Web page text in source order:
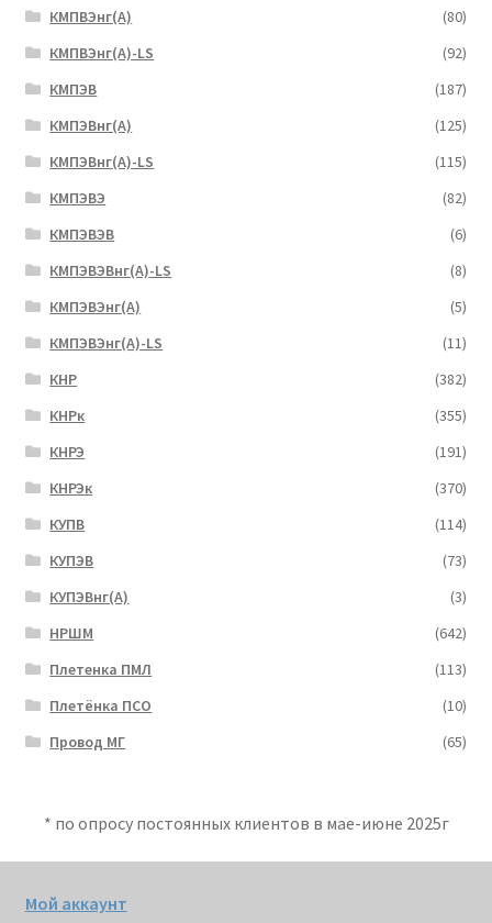
КМПВЭнг(А)
(80)
КМПВЭнг(А)-LS
(92)
КМПЭВ
(187)
КМПЭВнг(А)
(125)
КМПЭВнг(А)-LS
(115)
КМПЭВЭ
(82)
КМПЭВЭВ
(6)
КМПЭВЭВнг(А)-LS
(8)
КМПЭВЭнг(А)
(5)
КМПЭВЭнг(А)-LS
(11)
КНР
(382)
КНРк
(355)
КНРЭ
(191)
КНРЭк
(370)
КУПВ
(114)
КУПЭВ
(73)
КУПЭВнг(А)
(3)
НРШМ
(642)
Плетенка ПМЛ
(113)
Плетёнка ПСО
(10)
Провод МГ
(65)
* по опросу постоянных клиентов в мае-июне 2025г
Мой аккаунт